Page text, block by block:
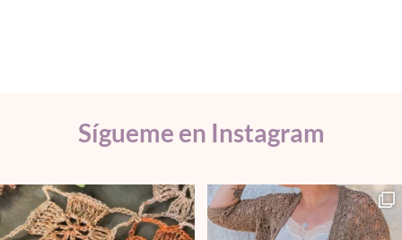
Sígueme en Instagram